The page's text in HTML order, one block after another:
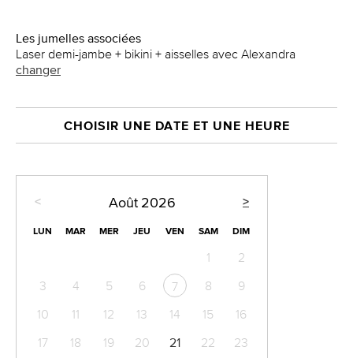
Les jumelles associées
Laser demi-jambe + bikini + aisselles avec Alexandra
changer
CHOISIR UNE DATE ET UNE HEURE
< >
Août 2026
LUN MAR MER JEU VEN SAM DIM
1
2
3
4 5 6 7 8
9
10
11 12 13 14 15
16
17
18 19 20 21 22
23